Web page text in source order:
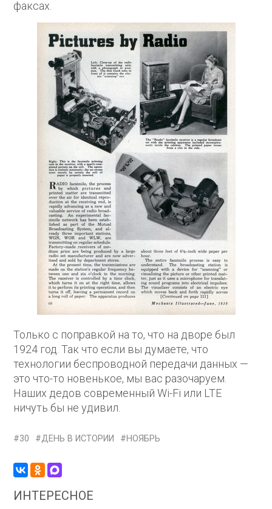
факсах.
Только с поправкой на то, что на дворе был
1924 год. Так что если вы думаете, что
технологии беспроводной передачи данных —
это что-то новенькое, мы вас разочаруем.
Наших дедов современный Wi-Fi или LTE
ничуть бы не удивил.
30 ДЕНЬ В ИСТОРИИ НОЯБРЬ
ИНТЕРЕСНОЕ